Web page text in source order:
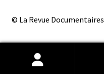
© La Revue Documentaires
Recherche
Recherche